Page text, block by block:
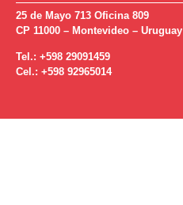
25 de Mayo 713 Oficina 809
CP 11000 – Montevideo – Uruguay
Tel.: +598 29091459
Cel.: +598 92965014